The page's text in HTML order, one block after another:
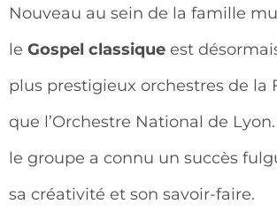
Nouveau au sein de la famille
le Gospel classique est
plus prestigieux orchestres de la
que l’Orchestre National de Lyon.
le groupe a connu un succès
sa créativité et son savoir-faire.